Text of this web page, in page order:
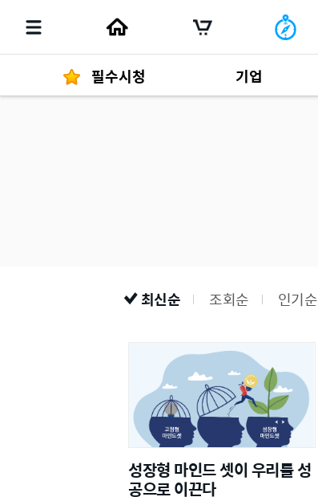
필수시청 기업
최신순 조회순 인기순
성장형 마인드 셋이 우리를 성
공으로 이끈다